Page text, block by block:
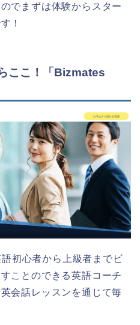
でまずは体験からスター
！
ここ！「Bizmates
初心者から上級者までビ
ことのできる英語コーチ
会話レッスンを通じて毎